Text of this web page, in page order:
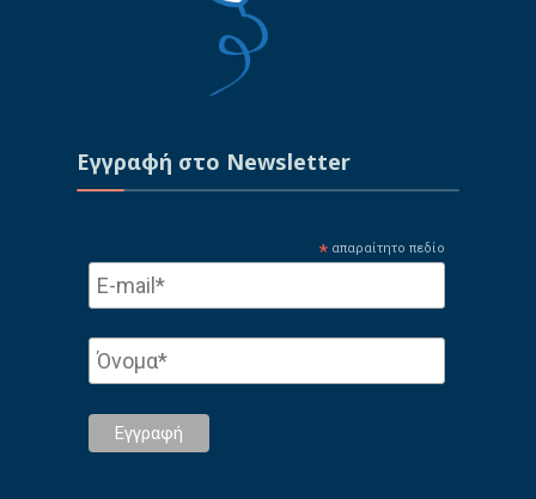
Εγγραφή στo Newsletter
*απαραίτητο πεδίο